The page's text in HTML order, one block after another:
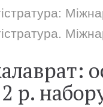
р.